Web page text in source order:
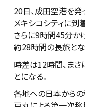
20日、成田空港を
メキシコシティに到
さらに9時間45分か
約28時間の長旅とな
時差は12時間、ま
とになる。
各地への日本から